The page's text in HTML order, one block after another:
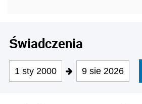
Świadczenia
1 sty 2000 9 sie 2026